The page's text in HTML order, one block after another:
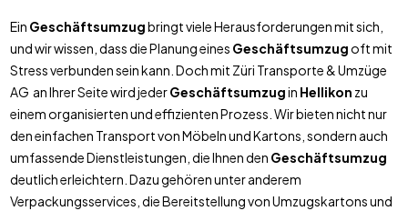
Ein Geschäftsumzugbringt viele Herausforderungen mit sich,
und wir wissen, dass die Planung eines Geschäftsumzugoft mit
Stress verbunden sein kann. Doch mit Züri Transporte & Umzüge
AG an Ihrer Seite wird jederGeschäftsumzugin Hellikon zu
einem organisierten und effizienten Prozess. Wir bieten nicht nur
den einfachen Transport von Möbeln und Kartons, sondern auch
umfassende Dienstleistungen, die Ihnen den Geschäftsumzug
deutlich erleichtern. Dazu gehören unter anderem
Verpackungsservices, die Bereitstellung von Umzugskartons und